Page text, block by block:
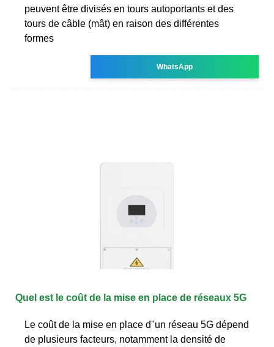
peuvent être divisés en tours autoportants et des
tours de câble (mât) en raison des différentes
formes
WhatsApp
Quel est le coût de la mise en place de réseaux 5G
Le coût de la mise en place d''un réseau 5G dépend
de plusieurs facteurs, notamment la densité de